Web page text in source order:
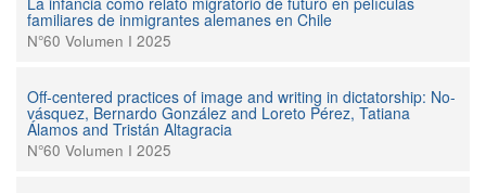
familiares de inmigrantes alemanes en Chile
N°60 Volumen I 2025
Off-centered practices of image and writing in dictatorship: No-
vásquez, Bernardo González and Loreto Pérez, Tatiana
Álamos and Tristán Altagracia
N°60 Volumen I 2025